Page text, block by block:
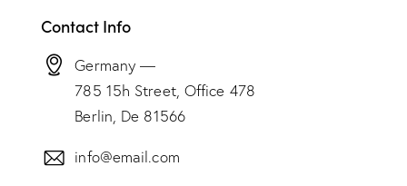
Contact Info
Germany —
785 15h Street, Office 478
Berlin, De 81566
info@email.com